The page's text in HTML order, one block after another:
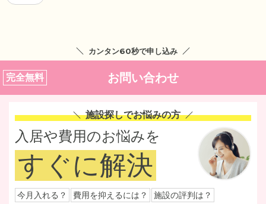
カンタン60秒で申し込み
完全無料 お問い合わせ
施設探しでお悩みの方
入居や費用のお悩みを
すぐに解決
今月入れる？ 費用を抑えるには？ 施設の評判は？